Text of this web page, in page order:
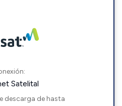
Satelital
descarga de hasta